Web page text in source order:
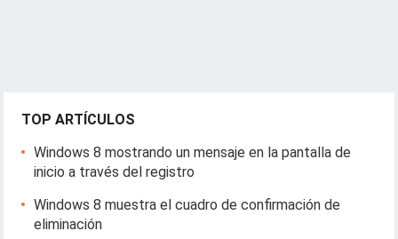
TOP ARTÍCULOS
Windows 8 mostrando un mensaje en la pantalla de
inicio a través del registro
Windows 8 muestra el cuadro de confirmación de
eliminación